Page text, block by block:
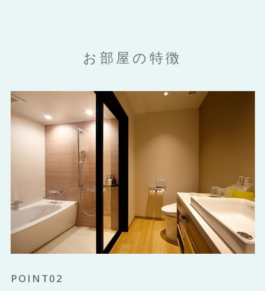
お部屋の特徴
POINT01
POINT02
POINT03